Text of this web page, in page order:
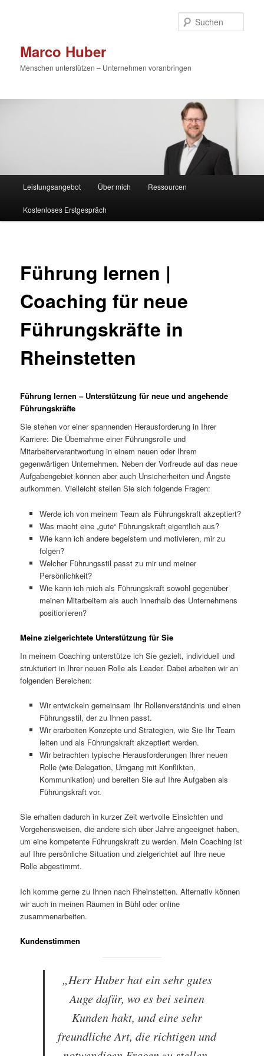
Marco Huber
Menschen unterstützen – Unternehmen voranbringen
Leistungsangebot Über mich Ressourcen
Kostenloses Erstgespräch
Führung lernen |
Coaching für neue
Führungskräfte in
Rheinstetten
Führung lernen – Unterstützung für neue und angehende
Führungskräfte
Sie stehen vor einer spannenden Herausforderung in Ihrer
Karriere: Die Übernahme einer Führungsrolle und
Mitarbeiterverantwortung in einem neuen oder Ihrem
gegenwärtigen Unternehmen. Neben der Vorfreude auf das neue
Aufgabengebiet können aber auch Unsicherheiten und Ängste
aufkommen. Vielleicht stellen Sie sich folgende Fragen:
Werde ich von meinem Team als Führungskraft akzeptiert?
Was macht eine „gute“ Führungskraft eigentlich aus?
Wie kann ich andere begeistern und motivieren, mir zu
folgen?
Welcher Führungsstil passt zu mir und meiner
Persönlichkeit?
Wie kann ich mich als Führungskraft sowohl gegenüber
meinen Mitarbeitern als auch innerhalb des Unternehmens
positionieren?
Meine zielgerichtete Unterstützung für Sie
In meinem Coaching unterstütze ich Sie gezielt, individuell und
strukturiert in Ihrer neuen Rolle als Leader. Dabei arbeiten wir an
folgenden Bereichen:
Wir entwickeln gemeinsam Ihr Rollenverständnis und einen
Führungsstil, der zu Ihnen passt.
Wir erarbeiten Konzepte und Strategien, wie Sie Ihr Team
leiten und als Führungskraft akzeptiert werden.
Wir betrachten typische Herausforderungen Ihrer neuen
Rolle (wie Delegation, Umgang mit Konflikten,
Kommunikation) und bereiten Sie auf Ihre Aufgaben als
Führungskraft vor.
Sie erhalten dadurch in kurzer Zeit wertvolle Einsichten und
Vorgehensweisen, die andere sich über Jahre angeeignet haben,
um eine kompetente Führungskraft zu werden. Mein Coaching ist
auf Ihre persönliche Situation und zielgerichtet auf Ihre neue
Rolle abgestimmt.
Ich komme gerne zu Ihnen nach Rheinstetten. Alternativ können
wir auch in meinen Räumen in Bühl oder online
zusammenarbeiten.
Kundenstimmen
„Herr Huber hat ein sehr gutes
Auge dafür, wo es bei seinen
Kunden hakt, und eine sehr
freundliche Art, die richtigen und